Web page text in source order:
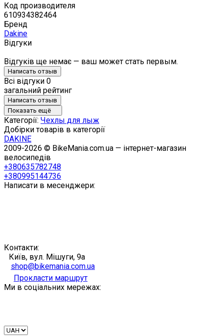
Код производителя
610934382464
Бренд
Dakine
Відгуки
Відгуків ще немає — ваш может стать первым.
Написать отзыв
Всі відгуки 0
загальний рейтинг
Написать отзыв
Показать ещё
Категорії: Чехлы для лыж
Добірки товарів в категорії
DAKINE
2009-2026 © BikeMania.com.ua — інтернет-магазин
велосипедів
+380635782748
+380995144736
Написати в месенджери:
Контакти:
Київ, вул. Мішуги, 9а
shop@bikemania.com.ua
Прокласти маршрут
Ми в соціальних мережах: